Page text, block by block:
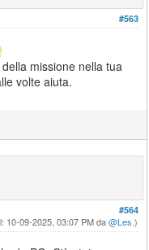
#563
missione nella tua
volte aiuta.
#564
10-09-2025, 03:07 PM da@Les .)